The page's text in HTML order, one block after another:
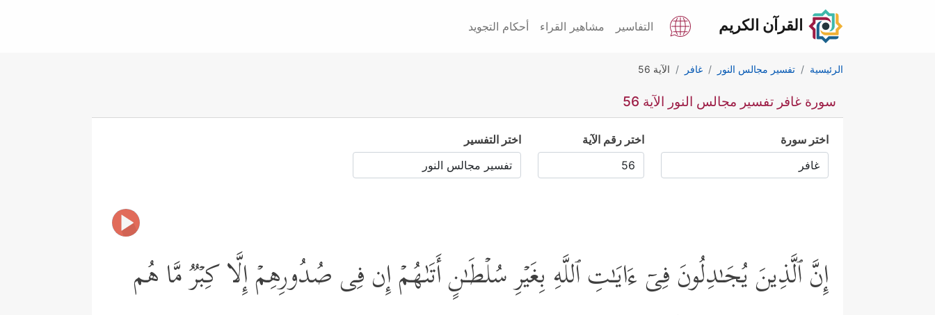
القرآن الكريم التفاسير مشاهير القراء أحكام التجويد
الرئيسية تفسير مجالس النور غافر الآية 56
سورة غافر تفسير مجالس النور الآية 56
اختر سورة اختر رقم الآية اختر التفسير
إِنَّ ٱلَّذِینَ یُجَـٰدِلُونَ فِیۤ ءَایَـٰتِ ٱللَّهِ بِغَیۡرِ سُلۡطَـٰنٍ أَتَىٰهُمۡ إِن فِی صُدُورِهِمۡ إِلَّا كِبۡرࣱ مَّا هُم